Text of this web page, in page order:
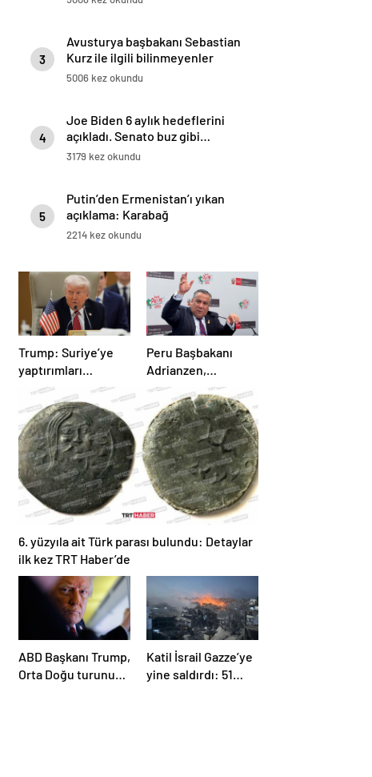
3
Avusturya başbakanı Sebastian
Kurz ile ilgili bilinmeyenler
5006 kez okundu
4
Joe Biden 6 aylık hedeflerini
açıkladı. Senato buz gibi…
3179 kez okundu
5
Putin’den Ermenistan’ı yıkan
açıklama: Karabağ
Azerbaycan’ın ayrılmaz bir
2214 kez okundu
Trump: Suriye’ye
yaptırımları
kaldırıyoruz
Peru Başbakanı
Adrianzen,
görevinden istifa
etti
6. yüzyıla ait Türk parası bulundu: Detaylar
ilk kez TRT Haber’de
ABD Başkanı Trump,
Orta Doğu turunun
Katil İsrail Gazze’ye
yine saldırdı: 51